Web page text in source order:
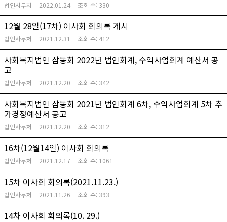
법인사무처 2022.01.24 조회 수: 330
12월 28일(17차) 이사회 회의록 게시
법인사무처 2021.12.31 조회 수: 412
사회복지법인 삼동회 2022년 법인회계, 수익사업회계 예산서 공
고
법인사무처 2021.12.20 조회 수: 342
사회복지법인 삼동회 2021년 법인회계 6차, 수익사업회계 5차 추
가경정예산서 공고
법인사무처 2021.12.20 조회 수: 312
16차(12월14일) 이사회 회의록
법인사무처 2021.12.17 조회 수: 1061
15차 이사회 회의록(2021.11.23.)
법인사무처 2021.11.26 조회 수: 393
14차 이사회 회의록(10. 29.)